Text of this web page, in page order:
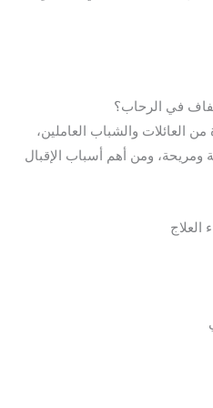
في الرحاب؟
العائلات والشباب العاملين،
ومريحة، ومن أهم أسباب الإقبال
العلاج